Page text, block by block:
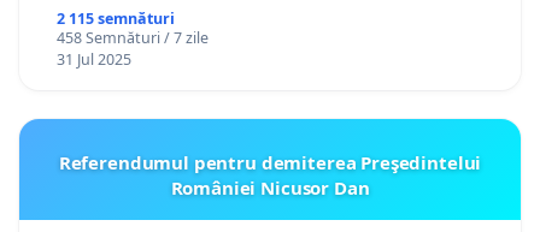
2 115 semnături
458 Semnături / 7 zile
31 Jul 2025
Referendumul pentru demiterea Preşedintelui
României Nicusor Dan